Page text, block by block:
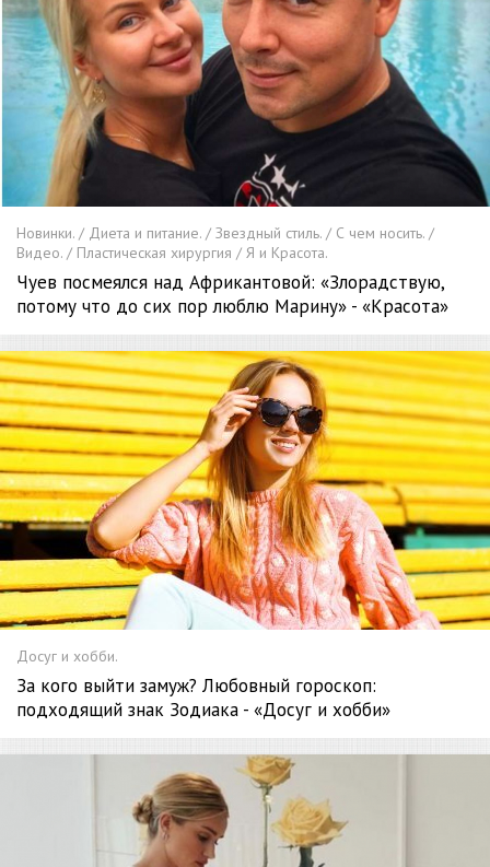
Новинки. / Диета и питание. / Звездный стиль. / С чем носить. /
Видео. / Пластическая хирургия / Я и Красота.
Чуев посмеялся над Африкантовой: «Злорадствую,
потому что до сих пор люблю Марину» - «Красота»
Досуг и хобби.
За кого выйти замуж? Любовный гороскоп:
подходящий знак Зодиака - «Досуг и хобби»